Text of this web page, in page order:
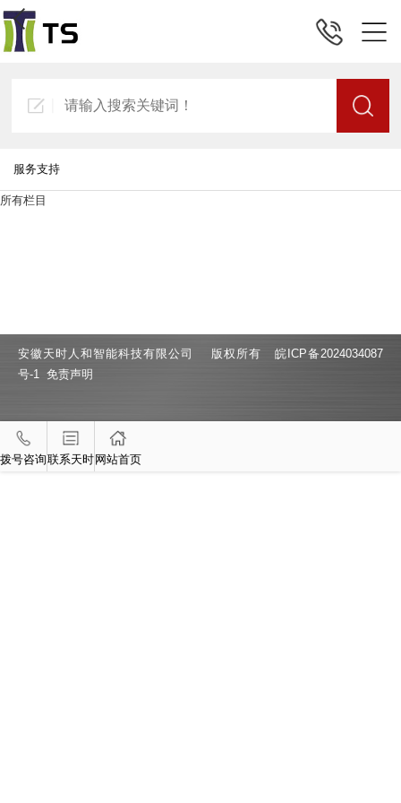
服务支持
所有栏目
安徽天时人和智能科技有限公司 版权所有 皖ICP备2024034087
号-1
免责声明
拨号咨询联系天时网站首页